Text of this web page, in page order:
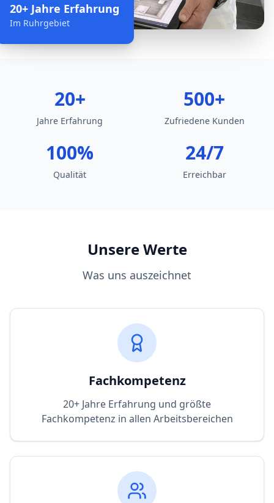
20+ Jahre Erfahrung
Im Ruhrgebiet
20+
Jahre Erfahrung
500+
Zufriedene Kunden
100%
Qualität
24/7
Erreichbar
Unsere Werte
Was uns auszeichnet
Fachkompetenz
20+ Jahre Erfahrung und größte
Fachkompetenz in allen Arbeitsbereichen